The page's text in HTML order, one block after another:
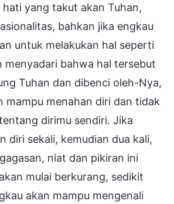
hati yang takut akan Tuhan,
bahkan jika engkau
untuk melakukan hal seperti
menyadari bahwa hal tersebut
Tuhan dan dibenci oleh-Nya,
mampu menahan diri dan tidak
dirimu sendiri. Jika
diri sekali, kemudian dua kali,
niat dan pikiran ini
mulai berkurang, sedikit
akan mampu mengenali